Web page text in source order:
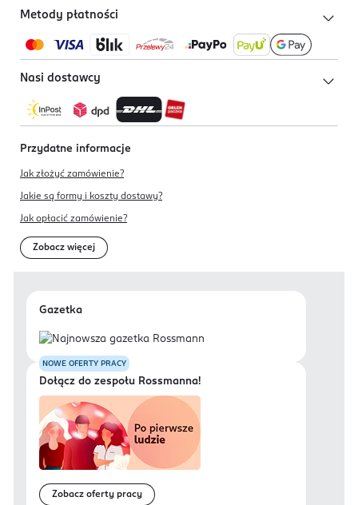
Metody płatności
Nasi dostawcy
Przydatne informacje
Jak złożyć zamówienie?
Jakie są formy i koszty dostawy?
Jak opłacić zamówienie?
Zobacz więcej
Gazetka
NOWE OFERTY PRACY
Dołącz do zespołu Rossmanna!
Zobacz oferty pracy